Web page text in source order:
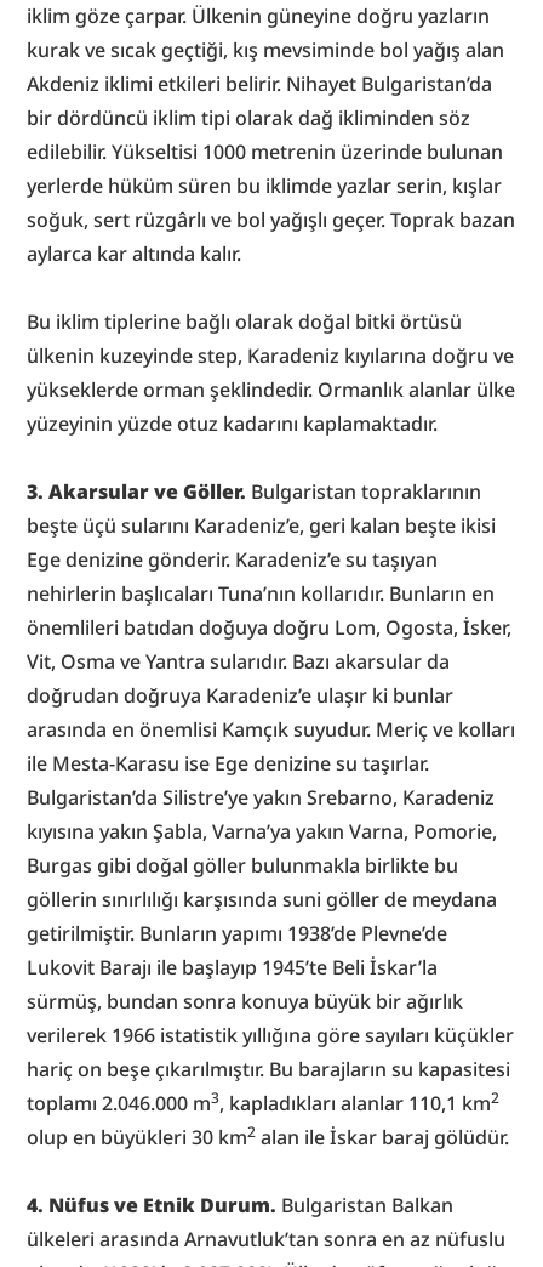
iklim göze çarpar. Ülkenin güneyine doğru yazların
kurak ve sıcak geçtiği, kış mevsiminde bol yağış alan
Akdeniz iklimi etkileri belirir. Nihayet Bulgaristan’da
bir dördüncü iklim tipi olarak dağ ikliminden söz
edilebilir. Yükseltisi 1000 metrenin üzerinde bulunan
yerlerde hüküm süren bu iklimde yazlar serin, kışlar
soğuk, sert rüzgârlı ve bol yağışlı geçer. Toprak bazan
aylarca kar altında kalır.
Bu iklim tiplerine bağlı olarak doğal bitki örtüsü
ülkenin kuzeyinde step, Karadeniz kıyılarına doğru ve
yükseklerde orman şeklindedir. Ormanlık alanlar ülke
yüzeyinin yüzde otuz kadarını kaplamaktadır.
3. Akarsular ve Göller. Bulgaristan topraklarının
beşte üçü sularını Karadeniz’e, geri kalan beşte ikisi
Ege denizine gönderir. Karadeniz’e su taşıyan
nehirlerin başlıcaları Tuna’nın kollarıdır. Bunların en
önemlileri batıdan doğuya doğru Lom, Ogosta, İsker,
Vit, Osma ve Yantra sularıdır. Bazı akarsular da
doğrudan doğruya Karadeniz’e ulaşır ki bunlar
arasında en önemlisi Kamçık suyudur. Meriç ve kolları
ile Mesta-Karasu ise Ege denizine su taşırlar.
Bulgaristan’da Silistre’ye yakın Srebarno, Karadeniz
kıyısına yakın Şabla, Varna’ya yakın Varna, Pomorie,
Burgas gibi doğal göller bulunmakla birlikte bu
göllerin sınırlılığı karşısında suni göller de meydana
getirilmiştir. Bunların yapımı 1938’de Plevne’de
Lukovit Barajı ile başlayıp 1945’te Beli İskar’la
sürmüş, bundan sonra konuya büyük bir ağırlık
verilerek 1966 istatistik yıllığına göre sayıları küçükler
hariç on beşe çıkarılmıştır. Bu barajların su kapasitesi
toplamı 2.046.000 m3, kapladıkları alanlar 110,1 km2
olup en büyükleri 30 km2 alan ile İskar baraj gölüdür.
4. Nüfus ve Etnik Durum. Bulgaristan Balkan
ülkeleri arasında Arnavutluk’tan sonra en az nüfuslu